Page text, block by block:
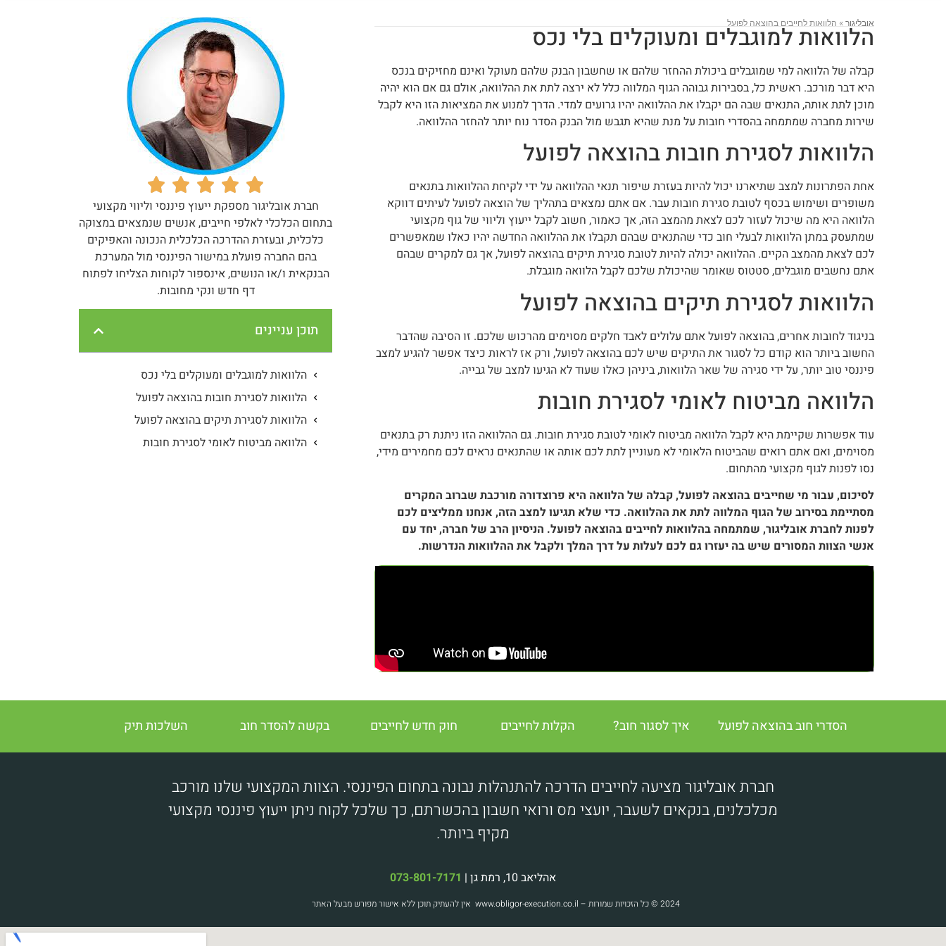
אובליגור » הלוואות לחייבים בהוצאה לפועל
הלוואות למוגבלים ומעוקלים בלי נכס
קבלה של הלוואה למי שמוגבלים ביכולת ההחזר שלהם או שחשבון הבנק שלהם מעוקל ואינם מחזיקים בנכס
היא דבר מורכב. ראשית כל, בסבירות גבוהה הגוף המלווה כלל לא ירצה לתת את ההלוואה, אולם גם אם הוא יהיה
מוכן לתת אותה, התנאים שבה הם יקבלו את ההלוואה יהיו גרועים למדי. הדרך למנוע את המציאות הזו היא לקבל
שירות מחברה שמתמחה בהסדרי חובות על מנת שהיא תגבש מול הבנק הסדר נוח יותר להחזר ההלוואה.
הלוואות לסגירת חובות בהוצאה לפועל
אחת הפתרונות למצב שתיארנו יכול להיות בעזרת שיפור תנאי ההלוואה על ידי לקיחת ההלוואות בתנאים
משופרים ושימוש בכסף לטובת סגירת חובות עבר. אם אתם נמצאים בתהליך של הוצאה לפועל לעיתים דווקא
הלוואה היא מה שיכול לעזור לכם לצאת מהמצב הזה, אך כאמור, חשוב לקבל ייעוץ וליווי של גוף מקצועי
שמתעסק במתן הלוואות לבעלי חוב כדי שהתנאים שבהם תקבלו את ההלוואה החדשה יהיו כאלו שמאפשרים
לכם לצאת מהמצב הקיים. ההלוואה יכולה להיות לטובת סגירת תיקים בהוצאה לפועל, אך גם למקרים שבהם
אתם נחשבים מוגבלים, סטטוס שאומר שהיכולת שלכם לקבל הלוואה מוגבלת.
הלוואות לסגירת תיקים בהוצאה לפועל
בניגוד לחובות אחרים, בהוצאה לפועל אתם עלולים לאבד חלקים מסוימים מהרכוש שלכם. זו הסיבה שהדבר
החשוב ביותר הוא קודם כל לסגור את התיקים שיש לכם בהוצאה לפועל, ורק אז לראות כיצד אפשר להגיע למצב
פיננסי טוב יותר, על ידי סגירה של שאר הלוואות, ביניהן כאלו שעוד לא הגיעו למצב של גבייה.
הלוואה מביטוח לאומי לסגירת חובות
עוד אפשרות שקיימת היא לקבל הלוואה מביטוח לאומי לטובת סגירת חובות. גם ההלוואה הזו ניתנת רק בתנאים
מסוימים, ואם אתם רואים שהביטוח הלאומי לא מעוניין לתת לכם אותה או שהתנאים נראים לכם מחמירים מידי,
נסו לפנות לגוף מקצועי מהתחום.
לסיכום, עבור מי שחייבים בהוצאה לפועל, קבלה של הלוואה היא פרוצדורה מורכבת שברוב המקרים
מסתיימת בסירוב של הגוף המלווה לתת את ההלוואה. כדי שלא תגיעו למצב הזה, אנחנו ממליצים לכם
לפנות לחברת אובליגור, שמתמחה בהלוואות לחייבים בהוצאה לפועל. הניסיון הרב של חברה, יחד עם
אנשי הצוות המסורים שיש בה יעזרו גם לכם לעלות על דרך המלך ולקבל את ההלוואות הנדרשות.
חברת אובליגור מספקת ייעוץ פיננסי וליווי מקצועי
בתחום הכלכלי לאלפי חייבים, אנשים שנמצאים במצוקה
כלכלית, ובעזרת ההדרכה הכלכלית הנכונה והאפיקים
בהם החברה פועלת במישור הפיננסי מול המערכת
הבנקאית ו/או הנושים, אינספור לקוחות הצליחו לפתוח
דף חדש ונקי מחובות.
תוכן עניינים
הלוואות למוגבלים ומעוקלים בלי נכס
הלוואות לסגירת חובות בהוצאה לפועל
הלוואות לסגירת תיקים בהוצאה לפועל
הלוואה מביטוח לאומי לסגירת חובות
הסדרי חוב בהוצאה לפועל איך לסגור חוב? הקלות לחייבים חוק חדש לחייבים בקשה להסדר חוב השלכות תיק
חברת אובליגור מציעה לחייבים הדרכה להתנהלות נבונה בתחום הפיננסי. הצוות המקצועי שלנו מורכב
מכלכלנים, בנקאים לשעבר, יועצי מס ורואי חשבון בהכשרתם, כך שלכל לקוח ניתן ייעוץ פיננסי מקצועי
מקיף ביותר.
אהליאב 10, רמת גן | 073-801-7171
2024 © כל הזכויות שמורות – www.obligor-execution.co.il אין להעתיק תוכן ללא אישור מפורש מבעל האתר